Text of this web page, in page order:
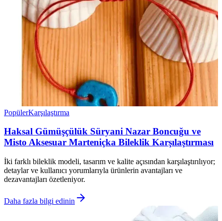
PopülerKarşılaştırma
Haksal Gümüşçülük Süryani Nazar Boncuğu ve
Misto Aksesuar Marteniçka Bileklik Karşılaştırması
İki farklı bileklik modeli, tasarım ve kalite açısından karşılaştırılıyor;
detaylar ve kullanıcı yorumlarıyla ürünlerin avantajları ve
dezavantajları özetleniyor.
Daha fazla bilgi edinin